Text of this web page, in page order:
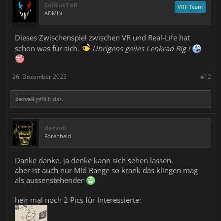
SolKutTeR
ADMIN
VRF Team
Dieses Zwischenspiel zwischen VR und Real-Life hat
schon was für sich.
Übrigens geiles Lenkrad Rig !
#12
26. Dezember 2023
dervali gefällt das.
dervali
Forenheld
Danke danke, ja denke kann sich sehen lassen.
aber ist auch nur Mid Range so krank das klingen mag
als aussenstehender
heir mal noch 2 Pics für Interessierte: